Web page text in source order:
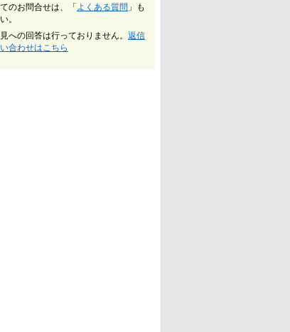
のお問合せは、「 よくある質問 」も
。
への回答は行っておりません。 返信
合わせはこちら